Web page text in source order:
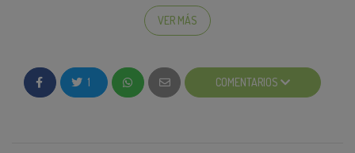
Guarda tu ticket de compra y accede a la acción
para cumplimentar el formulario con tus datos
compra.
VER MÁS
1 COMENTARIOS